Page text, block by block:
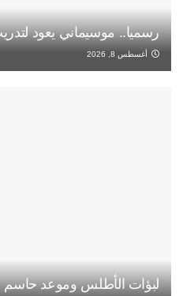
رسميا.. موسيماني يعود
أغسطس 8, 2026
لبؤات الأطلس وموعد حاسم